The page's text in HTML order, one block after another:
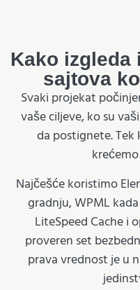
Kako izgleda
sajtova
Svaki projekat
vaše ciljeve, ko su
da postignete. Tek
Najčešće koristimo
gradnju, WPML
LiteSpeed Cache i
proveren set
prava vrednost je u